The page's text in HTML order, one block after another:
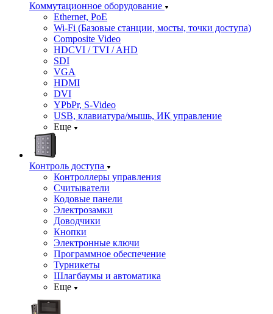
Коммутационное оборудование
Ethernet, PoE
Wi-Fi (Базовые станции, мосты, точки доступа)
Composite Video
HDCVI / TVI / AHD
SDI
VGA
HDMI
DVI
YPbPr, S-Video
USB, клавиатура/мышь, ИК управление
Еще
Контроль доступа
Контроллеры управления
Считыватели
Кодовые панели
Электрозамки
Доводчики
Кнопки
Электронные ключи
Программное обеспечение
Турникеты
Шлагбаумы и автоматика
Еще